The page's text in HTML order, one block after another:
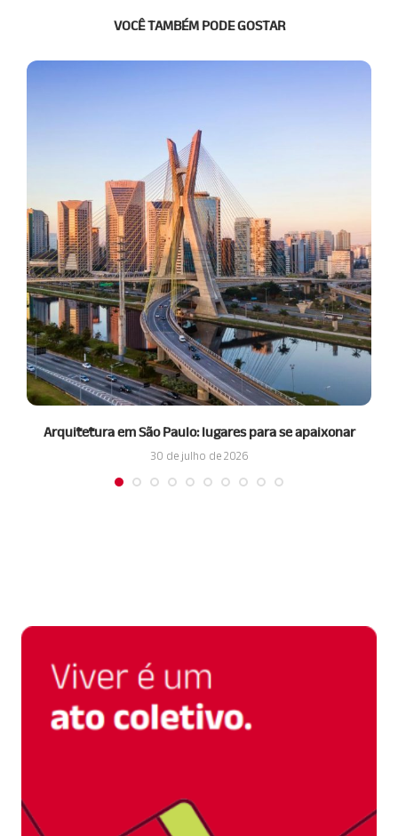
VOCÊ TAMBÉM PODE GOSTAR
Arquitetura em São Paulo: lugares para se apaixonar
30 de julho de 2026